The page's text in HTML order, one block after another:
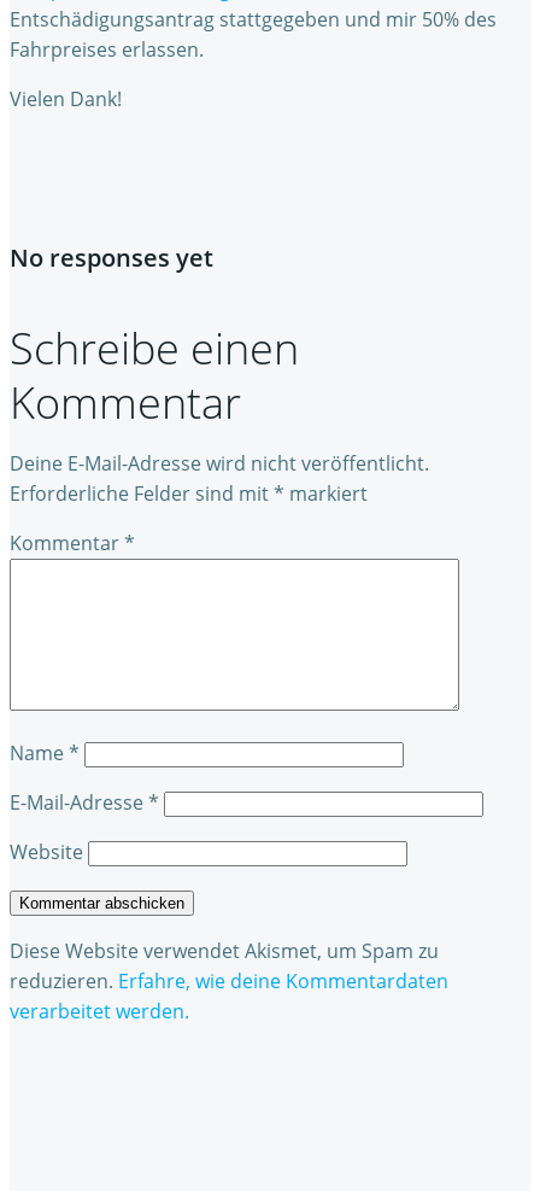
Entschädigungsantrag stattgegeben und mir 50% des
Fahrpreises erlassen.
Vielen Dank!
No responses yet
Schreibe einen
Kommentar
Deine E-Mail-Adresse wird nicht veröffentlicht.
Erforderliche Felder sind mit* markiert
Kommentar*
Name*
E-Mail-Adresse*
Website
Diese Website verwendet Akismet, um Spam zu
reduzieren. Erfahre, wie deine Kommentardaten
verarbeitet werden.